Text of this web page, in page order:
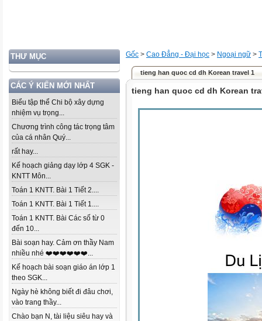
THƯ MỤC
CÁC Ý KIẾN MỚI NHẤT
Biểu tập thể Chi bộ xây dựng
nhiệm vụ trọng...
Chương trình công tác trọng tâm
của cá nhân Quý...
rất hay...
Kế hoạch giảng dạy lớp 4 SGK -
KNTT Môn...
Toán 1 KNTT. Bài 1 Tiết 2....
Toán 1 KNTT. Bài 1 Tiết 1....
Toán 1 KNTT. Bài Các số từ 0
đến 10...
Bài soạn hay. Cảm ơn thầy Nam
nhiều nhé ❤️❤️❤️❤️❤️❤️...
Kế hoạch bài soạn giáo án lớp 1
theo SGK...
Ngày hè không biết đi đâu chơi,
vào trang thầy...
Chào bạn N, tài liệu siêu hay và
Gốc > Cao Đẳng - Đại học > Ngoại ngữ >
tieng han quoc cd dh Korean travel 1
tieng han quoc cd dh Korean